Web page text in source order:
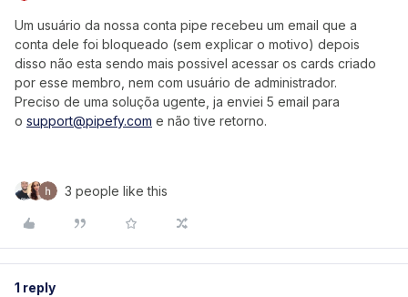
Um usuário da nossa conta pipe recebeu um email que a
conta dele foi bloqueado (sem explicar o motivo) depois
disso não esta sendo mais possivel acessar os cards criado
por esse membro, nem com usuário de administrador.
Preciso de uma soluçõa ugente, ja enviei 5 email para
o support@pipefy.com e não tive retorno.
3 people like this
1 reply